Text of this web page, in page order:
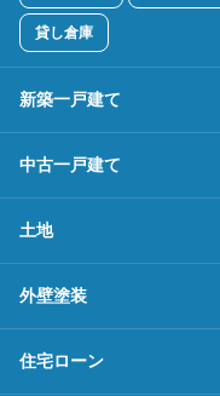
貸し倉庫
新築一戸建て
中古一戸建て
土地
外壁塗装
住宅ローン